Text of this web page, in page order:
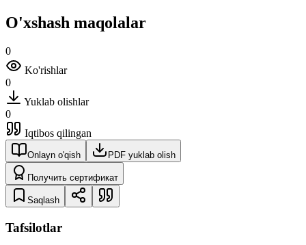
O'xshash maqolalar
0
Ko'rishlar
0
Yuklab olishlar
0
Iqtibos qilingan
Onlayn o'qish PDF yuklab olish
Получить сертификат
Saqlash
Tafsilotlar